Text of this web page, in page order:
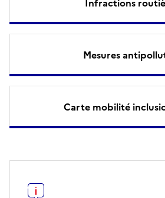
Mesures
Carte mobilité